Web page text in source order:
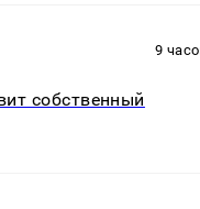
9
собственный